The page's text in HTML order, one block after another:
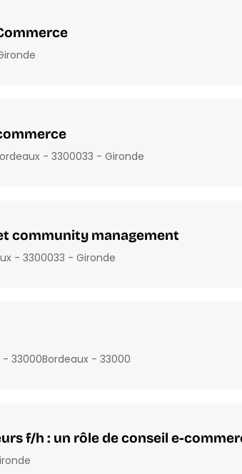
- 3300033 - Gironde
community management
- 3300033 - Gironde
- 33000Bordeaux - 33000
f/h : un rôle de conseil e-